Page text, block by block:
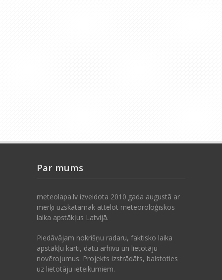
Par mums
meteolapa.lv izveidota 2010.gada augustā ar
mērķi uzskatāmāk attēlot meteoroloģiskos
laika apstākļus Latvijā.
Piedāvājam nokrišņu radaru, faktisko laika
apstākļu karti, datu arhīvu un lietotāju
novērojumus. Projekts izstrādāts, balstoties
uz lietotāju ieteikumiem.